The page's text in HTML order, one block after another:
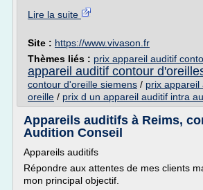
Lire la suite
Site : https://www.vivason.fr
Thèmes liés : prix appareil auditif
appareil auditif contour
contour d'oreille siemens / prix appareil
oreille / prix d un appareil auditif intra
Appareils auditifs à Reims,
Audition Conseil
Appareils auditifs
Répondre aux attentes de mes clients
mon principal objectif.